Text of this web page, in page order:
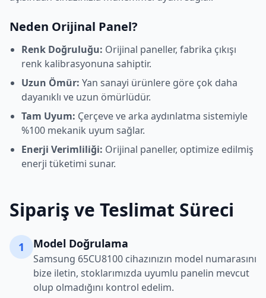
Neden Orijinal Panel?
Renk Doğruluğu: Orijinal paneller, fabrika çıkışı
renk kalibrasyonuna sahiptir.
Uzun Ömür: Yan sanayi ürünlere göre çok daha
dayanıklı ve uzun ömürlüdür.
Tam Uyum: Çerçeve ve arka aydınlatma sistemiyle
%100 mekanik uyum sağlar.
Enerji Verimliliği: Orijinal paneller, optimize edilmiş
enerji tüketimi sunar.
Sipariş ve Teslimat Süreci
1 Model Doğrulama
Samsung 65CU8100 cihazınızın model numarasını
bize iletin, stoklarımızda uyumlu panelin mevcut
olup olmadığını kontrol edelim.